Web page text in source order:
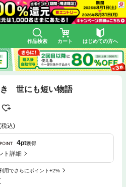
作品検索 カート はじめての方へ
き 世にも短い物語
税込)
4pt獲得
ト詳細
用でさらにポイント+2%